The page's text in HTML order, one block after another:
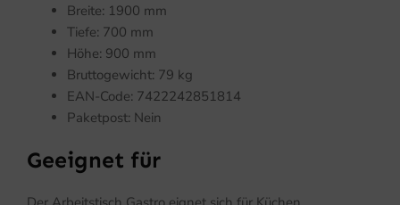
Breite: 1900 mm
Tiefe: 700 mm
Höhe: 900 mm
Bruttogewicht: 79 kg
EAN-Code: 7422242851814
Paketpost: Nein
Geeignet für